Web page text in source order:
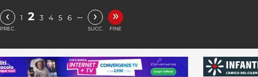
‹
PREC.
1 2 3 4 5 6 … ›
SUCC.
»
FINE